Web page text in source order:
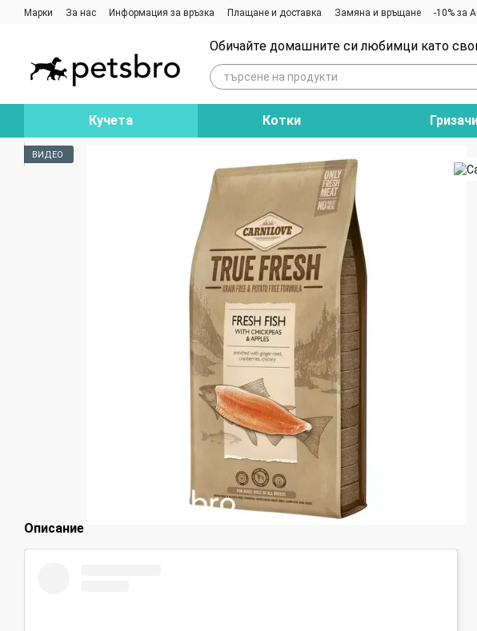
Премини към основното съдържание
Марки За нас Информация за връзка Плащане и доставка Замяна и връщане -10% за
Обичайте домашните си любимци като
Кучета Котки
ВИДЕО
Описание